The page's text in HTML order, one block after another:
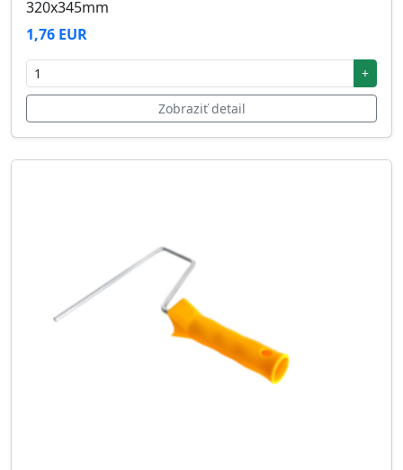
320x345mm
1,76 EUR
+
Zobraziť detail